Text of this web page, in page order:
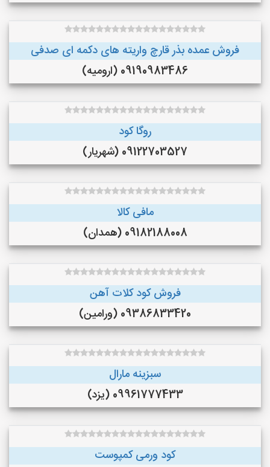
فروش عمده بذر قارچ واریته های دکمه ای صدفی
09190983486 (ارومیه)
روگا کود
09122703527 (شهریار)
مافی کالا
09182188008 (همدان)
فروش کود کلات آهن
09386833420 (ورامین)
سبزینه مارال
09961777433 (یزد)
کود ورمی کمپوست